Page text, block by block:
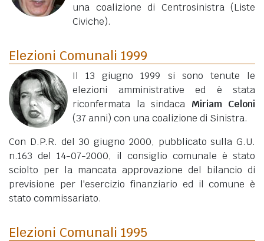
una coalizione di Centrosinistra (Liste
Civiche).
Elezioni Comunali 1999
Il 13 giugno 1999 si sono tenute le
elezioni amministrative ed è stata
riconfermata la sindaca Miriam Celoni
(37 anni) con una coalizione di Sinistra.
Con D.P.R. del 30 giugno 2000, pubblicato sulla G.U.
n.163 del 14-07-2000, il consiglio comunale è stato
sciolto per la mancata approvazione del bilancio di
previsione per l'esercizio finanziario ed il comune è
stato commissariato.
Elezioni Comunali 1995